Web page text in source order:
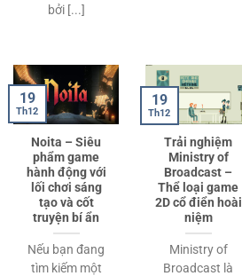
bởi [...]
Noita – Siêu
phẩm game
hành động với
lối chơi sáng
tạo và cốt
truyện bí ẩn
Nếu bạn đang
tìm kiếm một
19
Th12
Trải nghiệm
Ministry of
Broadcast –
Thể loại game
2D cổ điển hoài
niệm
Ministry of
Broadcast là
19
Th12